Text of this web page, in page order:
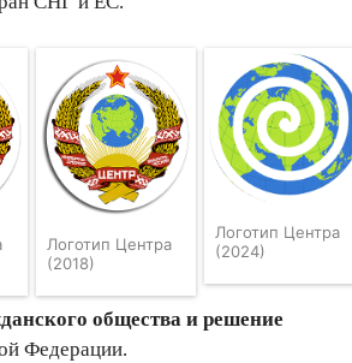
Логотип Центра
(2018)
Логотип Центра
(2024)
общества и решение
Федерации.